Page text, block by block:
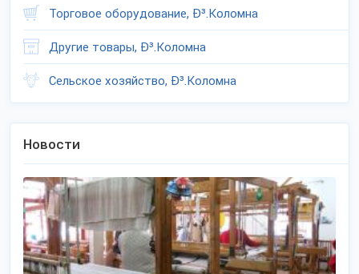
Торговое оборудование, Ð³.Коломна
Другие товары, Ð³.Коломна
Сельское хозяйство, Ð³.Коломна
Новости